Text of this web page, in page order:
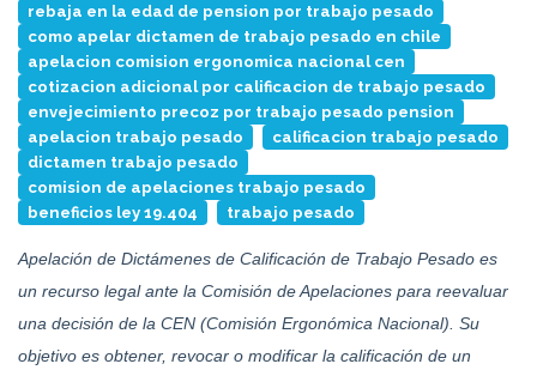
rebaja en la edad de pension por trabajo pesado
como apelar dictamen de trabajo pesado en chile
apelacion comision ergonomica nacional cen
cotizacion adicional por calificacion de trabajo pesado
envejecimiento precoz por trabajo pesado pension
apelacion trabajo pesado
calificacion trabajo pesado
dictamen trabajo pesado
comision de apelaciones trabajo pesado
beneficios ley 19.404
trabajo pesado
Apelación de Dictámenes de Calificación de Trabajo Pesado es
un recurso legal ante la Comisión de Apelaciones para reevaluar
una decisión de la CEN (Comisión Ergonómica Nacional). Su
objetivo es obtener, revocar o modificar la calificación de un